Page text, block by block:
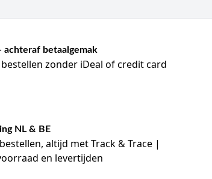
achteraf betaalgemak
zonder iDeal of credit card
NL & BE
altijd met Track & Trace |
en levertijden